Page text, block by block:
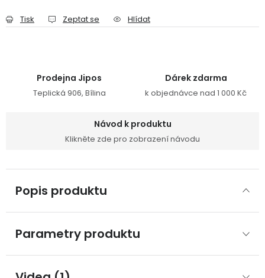
Tisk Zeptat se Hlídat
Prodejna Jipos
Teplická 906, Bílina
Dárek zdarma
k objednávce nad 1 000 Kč
Návod k produktu
Klikněte zde pro zobrazení návodu
Popis produktu
Parametry produktu